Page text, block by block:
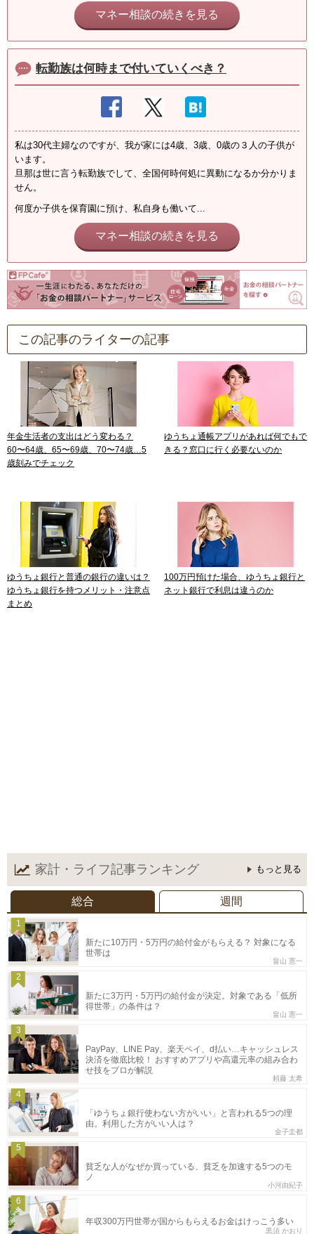
マネー相談の続きを見る
転勤族は何時まで付いていくべき？
私は30代主婦なのですが、我が家には4歳、3歳、0歳の３人の子供が
います。
旦那は世に言う転勤族でして、全国何時何処に異動になるか分かりま
せん。
何度か子供を保育園に預け、私自身も働いて...
マネー相談の続きを見る
この記事のライターの記事
年金生活者の支出はどう変わる？
60〜64歳、65〜69歳、70〜74歳…5
歳刻みでチェック
ゆうちょ通帳アプリがあれば何でもで
きる？窓口に行く必要ないのか
ゆうちょ銀行と普通の銀行の違いは？
ゆうちょ銀行を持つメリット・注意点
まとめ
100万円預けた場合、ゆうちょ銀行と
ネット銀行で利息は違うのか
家計・ライフ記事ランキング もっと見る
総合 週間
1
新たに10万円・5万円の給付金がもらえる？ 対象になる
世帯は
畠山 憲一
2
新たに3万円・5万円の給付金が決定。対象である「低所
得世帯」の条件は？
畠山 憲一
3
PayPay、LINE Pay、楽天ペイ、d払い…キャッシュレス
決済を徹底比較！ おすすめアプリや高還元率の組み合わ
せ技をプロが解説
頼藤 太希
4
「ゆうちょ銀行使わない方がいい」と言われる5つの理
由。利用した方がいい人は？
金子圭都
5
貧乏な人がなぜか買っている、貧乏を加速する5つのモ
ノ
小河由紀子
6
年収300万円世帯が国からもらえるお金はけっこう多い
黒須 かおり